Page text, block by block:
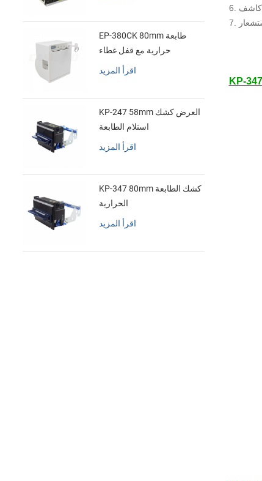
كاشف
EP-380CK 80mm طابعة
حرارية مع قفل غطاء
اقرأ المزيد
KP-247 58mm العرض كشك
استلام الطابعة
اقرأ المزيد
KP-347 80mm كشك الطابعة
الحرارية
اقرأ المزيد